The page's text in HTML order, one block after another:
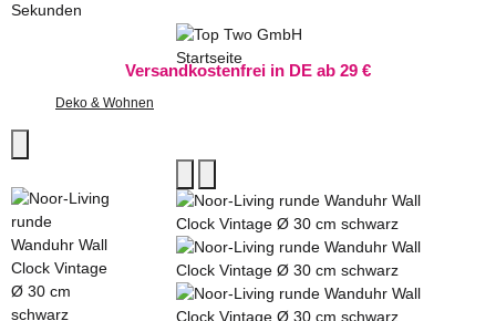
Sekunden
Versandkostenfrei in DE ab 29 €
Deko & Wohnen